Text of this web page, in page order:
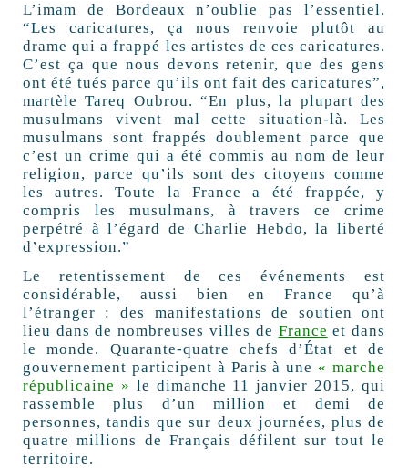
L’imam de Bordeaux n’oublie pas l’essentiel.
“Les caricatures, ça nous renvoie plutôt au
drame qui a frappé les artistes de ces caricatures.
C’est ça que nous devons retenir, que des gens
ont été tués parce qu’ils ont fait des caricatures”,
martèle Tareq Oubrou. “En plus, la plupart des
musulmans vivent mal cette situation-là. Les
musulmans sont frappés doublement parce que
c’est un crime qui a été commis au nom de leur
religion, parce qu’ils sont des citoyens comme
les autres. Toute la France a été frappée, y
compris les musulmans, à travers ce crime
perpétré à l’égard de Charlie Hebdo, la liberté
d’expression.”
Le retentissement de ces événements est
considérable, aussi bien en France qu’à
l’étranger : des manifestations de soutien ont
lieu dans de nombreuses villes de France et dans
le monde. Quarante-quatre chefs d’État et de
gouvernement participent à Paris à une « marche
républicaine » le dimanche 11 janvier 2015, qui
rassemble plus d’un million et demi de
personnes, tandis que sur deux journées, plus de
quatre millions de Français défilent sur tout le
territoire.